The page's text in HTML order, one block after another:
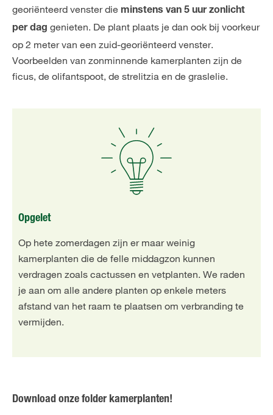
georiënteerd venster die minstens van 5 uur zonlicht
per dag genieten. De plant plaats je dan ook bij voorkeur
op 2 meter van een zuid-georiënteerd venster.
Voorbeelden van zonminnende kamerplanten zijn de
ficus, de olifantspoot, de strelitzia en de graslelie.
Opgelet
Op hete zomerdagen zijn er maar weinig
kamerplanten die de felle middagzon kunnen
verdragen zoals cactussen en vetplanten. We raden
je aan om alle andere planten op enkele meters
afstand van het raam te plaatsen om verbranding te
vermijden.
Download onze folder kamerplanten!